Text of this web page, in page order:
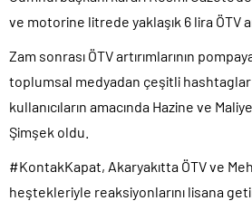
ve motorine litrede yaklaşık 6 lira ÖTV
Zam sonrası ÖTV artırımlarının
toplumsal medyadan çeşitli
kullanıcıların amacında Hazine ve
Şimşek oldu.
#KontakKapat, Akaryakıtta ÖTV ve
heştekleriyle reaksiyonlarını lisana